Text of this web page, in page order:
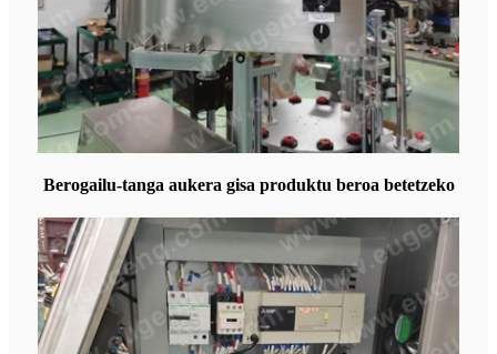
Berogailu-tanga aukera gisa produktu beroa betetzeko